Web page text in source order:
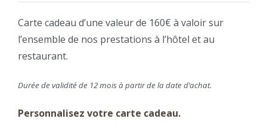
Carte cadeau d’une valeur de 160€ à valoir sur
l’ensemble de nos prestations à l’hôtel et au
restaurant.
Durée de validité de 12 mois à partir de la date d’achat.
Personnalisez votre carte cadeau.